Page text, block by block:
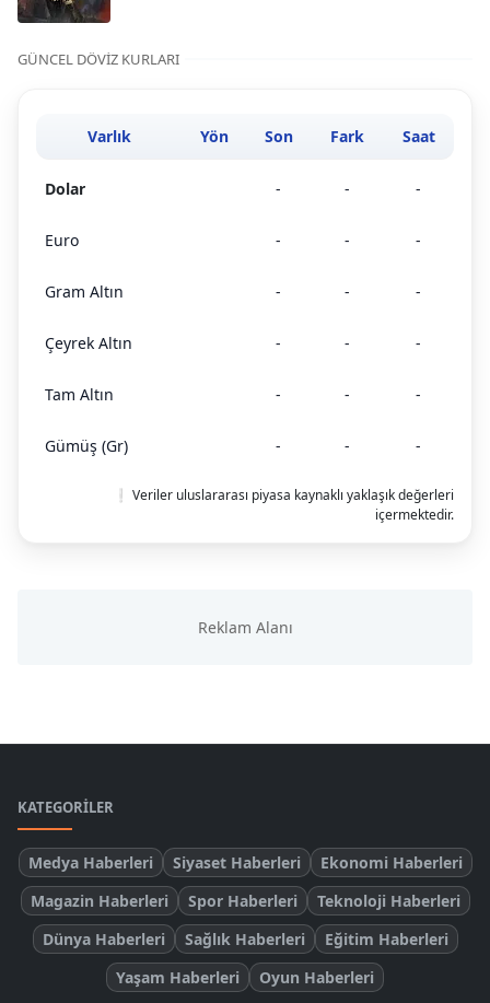
GÜNCEL DÖVIZ KURLARI
Varlık Yön Son Fark Saat
Dolar - - -
Euro - - -
Gram Altın - - -
Çeyrek Altın - - -
Tam Altın - - -
Gümüş (Gr) - - -
❕ Veriler uluslararası piyasa kaynaklı yaklaşık değerleri
içermektedir.
KATEGORILER
Medya Haberleri Siyaset Haberleri
Ekonomi Haberleri
Magazin Haberleri
Spor Haberleri
Teknoloji Haberleri
Dünya Haberleri
Sağlık Haberleri
Eğitim Haberleri
Yaşam Haberleri
Oyun Haberleri